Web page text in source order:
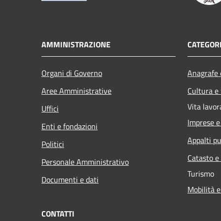
AMMINISTRAZIONE
Organi di Governo
Aree Amministrative
Uffici
Enti e fondazioni
Politici
Personale Amministrativo
Documenti e dati
Cultura
Vita
Imprese
Appalti
Catasto
Turismo
Mobilità
CONTATTI